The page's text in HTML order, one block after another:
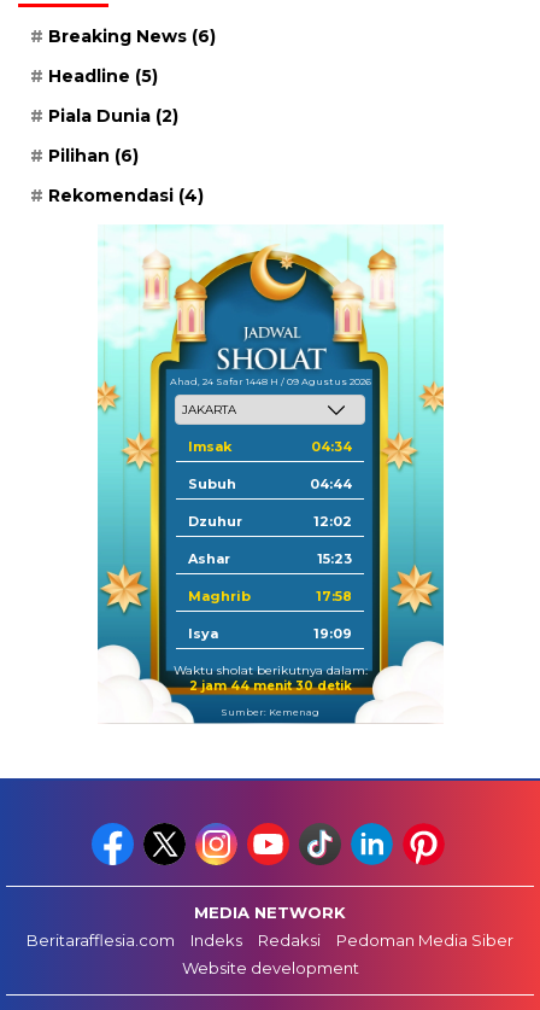
Breaking News (6)
Headline (5)
Piala Dunia (2)
Pilihan (6)
Rekomendasi (4)
Ahad, 24 Safar 1448 H / 09 Agustus 2026
Imsak 04:34
Subuh 04:44
Dzuhur 12:02
Ashar 15:23
Maghrib 17:58
Isya 19:09
Waktu sholat berikutnya dalam:
2 jam 44 menit 29 detik
Sumber: Kemenag
MEDIA NETWORK
Beritarafflesia.com
Indeks Redaksi
Pedoman Media Siber
Website development